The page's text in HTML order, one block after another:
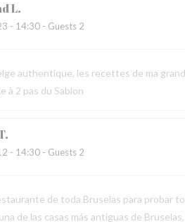
L
- 14:30 - Guests 2
authentique, les recettes de ma
à 2 pas du Sablon
- 14:30 - Guests 2
de toda Bruselas para probar
de las casas más antiguas de